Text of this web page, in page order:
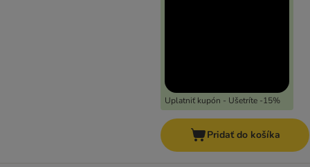
Uplatniť kupón - Ušetríte -15%
Pridať do košíka